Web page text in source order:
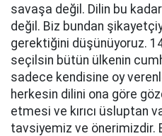
savaşa değil. Dilin bu
değil. Biz bundan
gerektiğini düşünüyoruz.
seçilsin bütün ülkenin
sadece kendisine oy
herkesin dilini ona göre
etmesi ve kırıcı üsluptan
tavsiyemiz ve önerimizdir.